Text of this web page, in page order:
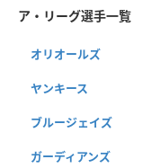
ア・リーグ選手一覧
オリオールズ
ヤンキース
ブルージェイズ
ガーディアンズ